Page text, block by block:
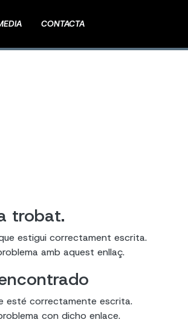
CONTACTA
trobat.
estigui correctament escrita.
amb aquest enllaç.
esté correctamente escrita.
con dicho enlace.